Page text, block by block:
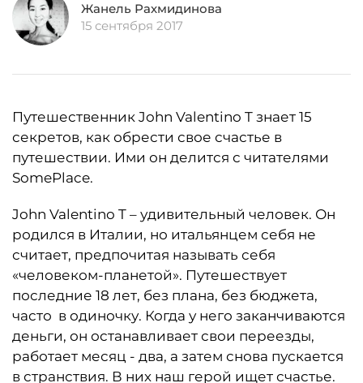
Жанель Рахмидинова
15 сентября 2017
Путешественник John Valentino T знает 15
секретов, как обрести свое счастье в
путешествии. Ими он делится с читателями
SomePlace.
John Valentino T – удивительный человек. Он
родился в Италии, но итальянцем себя не
считает, предпочитая называть себя
«человеком-планетой». Путешествует
последние 18 лет, без плана, без бюджета,
часто в одиночку. Когда у него заканчиваются
деньги, он останавливает свои переезды,
работает месяц - два, а затем снова пускается
в странствия. В них наш герой ищет счастье.